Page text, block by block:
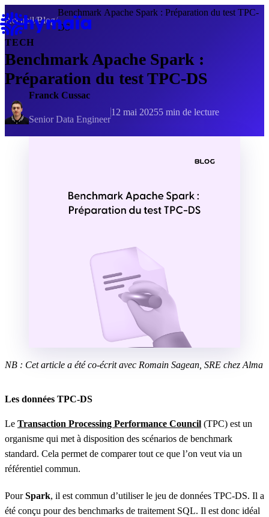
Accueil/Blog/
Benchmark Apache Spark : Préparation du test TPC-
DS
TECH
Benchmark Apache Spark :
Préparation du test TPC-DS
Franck Cussac
Senior Data Engineer
12 mai 20255 min de lecture
NB : Cet article a été co-écrit avec Romain Sagean, SRE chez Alma
Les données TPC-DS
Le Transaction Processing Performance Council (TPC) est un
organisme qui met à disposition des scénarios de benchmark
standard. Cela permet de comparer tout ce que l’on veut via un
référentiel commun.
PourSpark, il est commun d’utiliser le jeu de données TPC-DS. Il a
été conçu pour des benchmarks de traitement SQL. Il est donc idéal
Panneau de gestion des cookies